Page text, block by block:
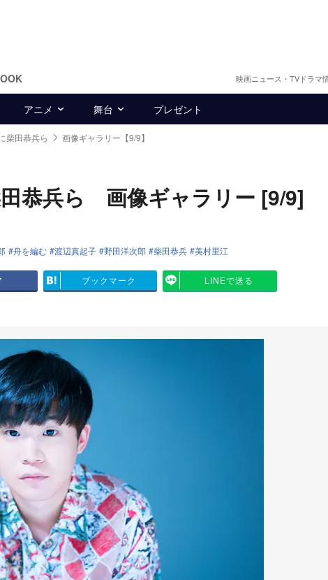
映画ニュース・TVドラマ
アニメ 舞台 プレゼント
柴田恭兵ら 画像ギャラリー【9/9】
恭兵ら 画像ギャラリー [9/9]
舟を編む 渡辺真起子 野田洋次郎 柴田恭兵 美村里江
ブックマーク LINEで送る